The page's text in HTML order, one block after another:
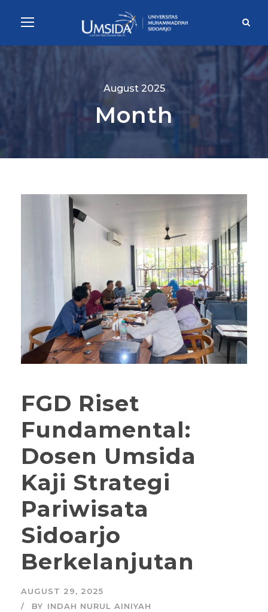
August 2025
Month
FGD Riset
Fundamental:
Dosen Umsida
Kaji Strategi
Pariwisata
Sidoarjo
Berkelanjutan
AUGUST 29, 2025
BY INDAH NURUL AINIYAH